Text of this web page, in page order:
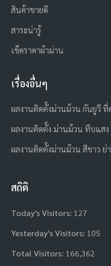
สินค้าขายดี
สาระน่ารู้
เช็คราคาผ้าม่าน
เรื่องอื่นๆ
ผลงานติดตั้งม่านม้วน กันยูวี
ผลงานติดตั้ง ม่านม้วน ทึบแสง
ผลงานติดตั้งม่านม้วน สีขาว
สถิติ
Today's Visitors: 127
Yesterday's Visitors: 105
Total Visitors: 166,362